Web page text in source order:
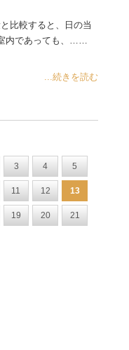
比較すると、日の当
内であっても、……
...続きを読む
3 4 5
11 12 13
19 20 21